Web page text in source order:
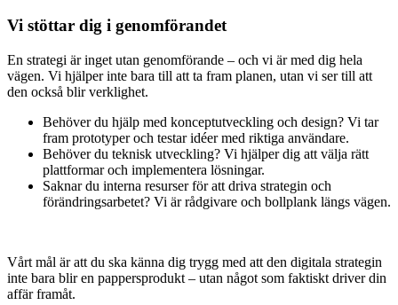
Vi stöttar dig i genomförandet
En strategi är inget utan genomförande – och vi är med dig hela
vägen. Vi hjälper inte bara till att ta fram planen, utan vi ser till att
den också blir verklighet.
Behöver du hjälp med konceptutveckling och design? Vi tar
fram prototyper och testar idéer med riktiga användare.
Behöver du teknisk utveckling? Vi hjälper dig att välja rätt
plattformar och implementera lösningar.
Saknar du interna resurser för att driva strategin och
förändringsarbetet? Vi är rådgivare och bollplank längs vägen.
Vårt mål är att du ska känna dig trygg med att den digitala strategin
inte bara blir en pappersprodukt – utan något som faktiskt driver din
affär framåt.